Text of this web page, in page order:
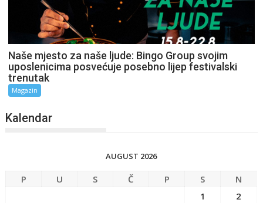
Naše mjesto za naše ljude: Bingo Group svojim
uposlenicima posvećuje posebno lijep festivalski
trenutak
Magazin
Kalendar
AUGUST 2026
P U S Č P S
N
1
2